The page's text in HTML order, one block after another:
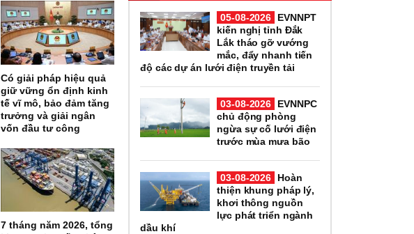
Có giải pháp hiệu quả
giữ vững ổn định kinh
tế vĩ mô, bảo đảm tăng
trưởng và giải ngân
vốn đầu tư công
7 tháng năm 2026, tổng
05-08-2026
EVNNPT
kiến nghị tỉnh Đắk
Lắk tháo gỡ vướng
mắc, đẩy nhanh tiến
độ các dự án lưới điện truyền tải
03-08-2026
EVNNPC
chủ động phòng
ngừa sự cố lưới điện
trước mùa mưa bão
03-08-2026
Hoàn
thiện khung pháp lý,
khơi thông nguồn
lực phát triển ngành
dầu khí